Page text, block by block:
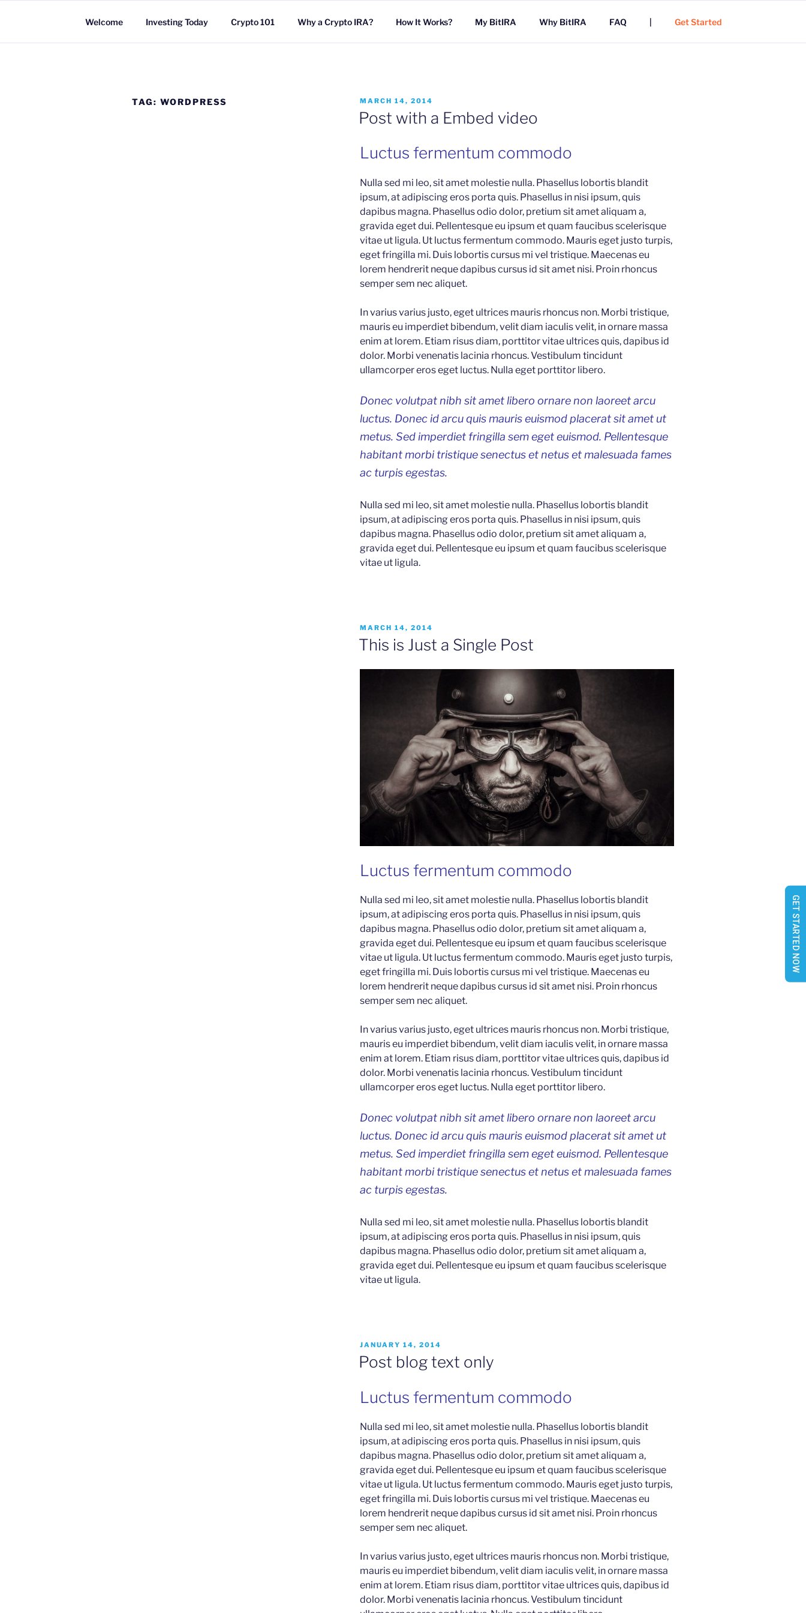
Welcome Investing Today Crypto 101 Why a Crypto IRA? How It Works? My BitIRA Why BitIRA FAQ | Get Started
TAG: WORDPRESS
POSTED
ON
MARCH 14, 2014
Post with a Embed video
Luctus fermentum commodo
Nulla sed mi leo, sit amet molestie nulla. Phasellus lobortis blandit
ipsum, at adipiscing eros porta quis. Phasellus in nisi ipsum, quis
dapibus magna. Phasellus odio dolor, pretium sit amet aliquam a,
gravida eget dui. Pellentesque eu ipsum et quam faucibus scelerisque
vitae ut ligula. Ut luctus fermentum commodo. Mauris eget justo turpis,
eget fringilla mi. Duis lobortis cursus mi vel tristique. Maecenas eu
lorem hendrerit neque dapibus cursus id sit amet nisi. Proin rhoncus
semper sem nec aliquet.
In varius varius justo, eget ultrices mauris rhoncus non. Morbi tristique,
mauris eu imperdiet bibendum, velit diam iaculis velit, in ornare massa
enim at lorem. Etiam risus diam, porttitor vitae ultrices quis, dapibus id
dolor. Morbi venenatis lacinia rhoncus. Vestibulum tincidunt
ullamcorper eros eget luctus. Nulla eget porttitor libero.
Donec volutpat nibh sit amet libero ornare non laoreet arcu
luctus. Donec id arcu quis mauris euismod placerat sit amet ut
metus. Sed imperdiet fringilla sem eget euismod. Pellentesque
habitant morbi tristique senectus et netus et malesuada fames
ac turpis egestas.
Nulla sed mi leo, sit amet molestie nulla. Phasellus lobortis blandit
ipsum, at adipiscing eros porta quis. Phasellus in nisi ipsum, quis
dapibus magna. Phasellus odio dolor, pretium sit amet aliquam a,
gravida eget dui. Pellentesque eu ipsum et quam faucibus scelerisque
vitae ut ligula.
POSTED
MARCH 14, 2014
This is Just a Single Post
Luctus fermentum commodo
Nulla sed mi leo, sit amet molestie nulla. Phasellus lobortis blandit
ipsum, at adipiscing eros porta quis. Phasellus in nisi ipsum, quis
dapibus magna. Phasellus odio dolor, pretium sit amet aliquam a,
gravida eget dui. Pellentesque eu ipsum et quam faucibus scelerisque
vitae ut ligula. Ut luctus fermentum commodo. Mauris eget justo turpis,
eget fringilla mi. Duis lobortis cursus mi vel tristique. Maecenas eu
lorem hendrerit neque dapibus cursus id sit amet nisi. Proin rhoncus
semper sem nec aliquet.
In varius varius justo, eget ultrices mauris rhoncus non. Morbi tristique,
mauris eu imperdiet bibendum, velit diam iaculis velit, in ornare massa
enim at lorem. Etiam risus diam, porttitor vitae ultrices quis, dapibus id
dolor. Morbi venenatis lacinia rhoncus. Vestibulum tincidunt
ullamcorper eros eget luctus. Nulla eget porttitor libero.
Donec volutpat nibh sit amet libero ornare non laoreet arcu
luctus. Donec id arcu quis mauris euismod placerat sit amet ut
metus. Sed imperdiet fringilla sem eget euismod. Pellentesque
habitant morbi tristique senectus et netus et malesuada fames
ac turpis egestas.
Nulla sed mi leo, sit amet molestie nulla. Phasellus lobortis blandit
ipsum, at adipiscing eros porta quis. Phasellus in nisi ipsum, quis
dapibus magna. Phasellus odio dolor, pretium sit amet aliquam a,
gravida eget dui. Pellentesque eu ipsum et quam faucibus scelerisque
vitae ut ligula.
POSTED
ON
JANUARY 14, 2014
Post blog text only
Luctus fermentum commodo
Nulla sed mi leo, sit amet molestie nulla. Phasellus lobortis blandit
ipsum, at adipiscing eros porta quis. Phasellus in nisi ipsum, quis
dapibus magna. Phasellus odio dolor, pretium sit amet aliquam a,
gravida eget dui. Pellentesque eu ipsum et quam faucibus scelerisque
vitae ut ligula. Ut luctus fermentum commodo. Mauris eget justo turpis,
eget fringilla mi. Duis lobortis cursus mi vel tristique. Maecenas eu
lorem hendrerit neque dapibus cursus id sit amet nisi. Proin rhoncus
semper sem nec aliquet.
In varius varius justo, eget ultrices mauris rhoncus non. Morbi tristique,
mauris eu imperdiet bibendum, velit diam iaculis velit, in ornare massa
enim at lorem. Etiam risus diam, porttitor vitae ultrices quis, dapibus id
dolor. Morbi venenatis lacinia rhoncus. Vestibulum tincidunt
GET STARTED NOW